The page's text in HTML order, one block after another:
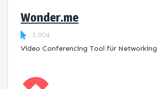
Wonder.me
3.004
Video Conferencing Tool für Networking